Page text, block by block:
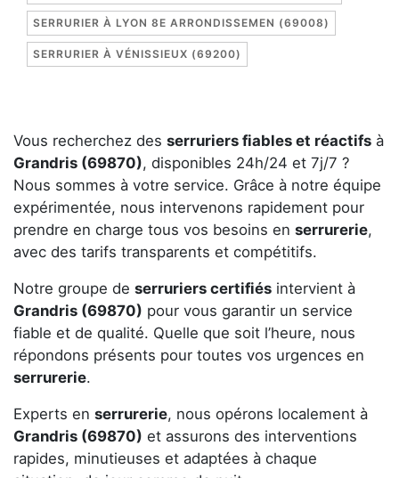
SERRURIER À LYON 8E ARRONDISSEMEN (69008)
SERRURIER À VÉNISSIEUX (69200)
Vous recherchez des serruriers fiables et réactifs à
Grandris (69870), disponibles 24h/24 et 7j/7 ?
Nous sommes à votre service. Grâce à notre équipe
expérimentée, nous intervenons rapidement pour
prendre en charge tous vos besoins en serrurerie,
avec des tarifs transparents et compétitifs.
Notre groupe de serruriers certifiés intervient à
Grandris (69870) pour vous garantir un service
fiable et de qualité. Quelle que soit l’heure, nous
répondons présents pour toutes vos urgences en
serrurerie.
Experts en serrurerie, nous opérons localement à
Grandris (69870) et assurons des interventions
rapides, minutieuses et adaptées à chaque